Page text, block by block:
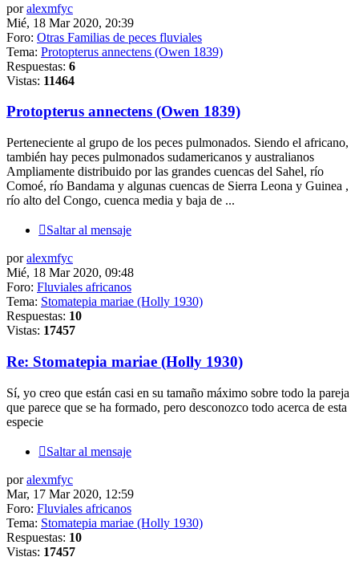
poralexmfyc
Mié, 18 Mar 2020, 20:39
Foro: Otras Familias de peces fluviales
Tema: Protopterus annectens (Owen 1839)
Respuestas: 6
Vistas: 11464
Protopterus annectens (Owen 1839)
Perteneciente al grupo de los peces pulmonados. Siendo el africano,
también hay peces pulmonados sudamericanos y australianos
Ampliamente distribuido por las grandes cuencas del Sahel, río
Comoé, río Bandama y algunas cuencas de Sierra Leona y Guinea ,
río alto del Congo, cuenca media y baja de ...
Saltar al mensaje
poralexmfyc
Mié, 18 Mar 2020, 09:48
Foro: Fluviales africanos
Tema: Stomatepia mariae (Holly 1930)
Respuestas: 10
Vistas: 17457
Re: Stomatepia mariae (Holly 1930)
Sí, yo creo que están casi en su tamaño máximo sobre todo la pareja
que parece que se ha formado, pero desconozco todo acerca de esta
especie
Saltar al mensaje
poralexmfyc
Mar, 17 Mar 2020, 12:59
Foro: Fluviales africanos
Tema: Stomatepia mariae (Holly 1930)
Respuestas: 10
Vistas: 17457